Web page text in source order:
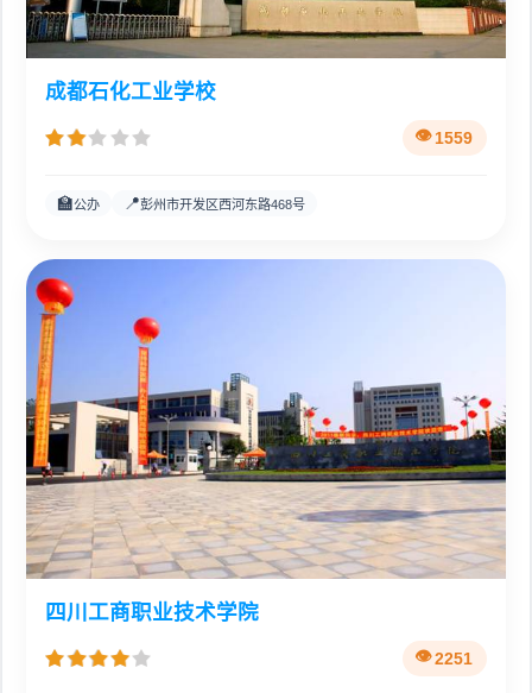
成都石化工业学校
1559
🏫公办 📍彭州市开发区西河东路468号
四川工商职业技术学院
2251